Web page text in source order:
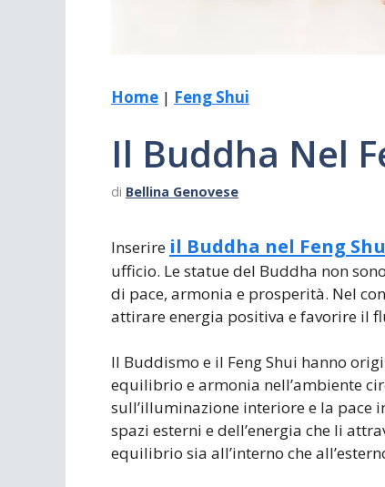
Home | Feng Shui
Il Buddha Nel
di Bellina Genovese
Inserire il Buddha nel Feng
ufficio. Le statue del Buddha non
di pace, armonia e prosperità. Nel
attirare energia positiva e favorire il
Il Buddismo e il Feng Shui hanno
equilibrio e armonia nell’ambiente
sull’illuminazione interiore e la pace
spazi esterni e dell’energia che li
equilibrio sia all’interno che